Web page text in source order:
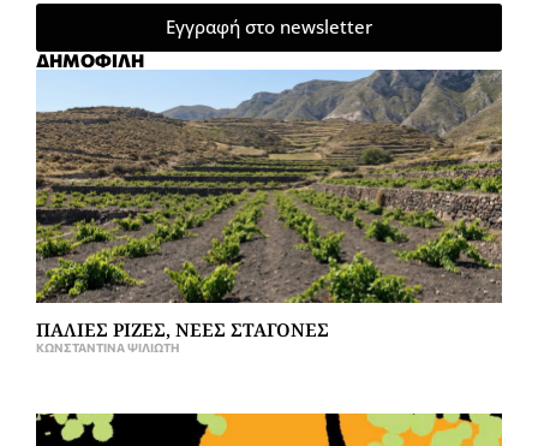
Εγγραφή στο newsletter
ΔΗΜΟΦΙΛΗ
ΠΑΛΙΕΣ ΡΙΖΕΣ, ΝΕΕΣ ΣΤΑΓΟΝΕΣ
ΚΩΝΣΤΑΝΤΊΝΑ ΨΙΛΙΏΤΗ